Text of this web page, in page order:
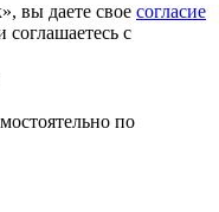
вы даете свое согласие
соглашаетесь с
по